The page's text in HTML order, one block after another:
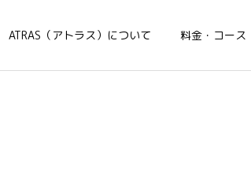
ATRAS（アトラス）について 料金・コース